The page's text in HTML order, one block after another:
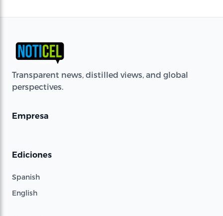
Transparent news, distilled views, and global
perspectives.
Empresa
Ediciones
Spanish
English